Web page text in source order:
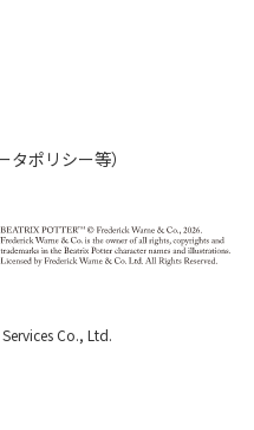
ポリシー等）
Co., Ltd.